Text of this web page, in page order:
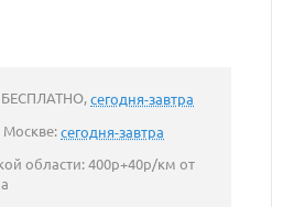
сегодня-завтра
Москве:сегодня-завтра
области: 400р+40р/км от